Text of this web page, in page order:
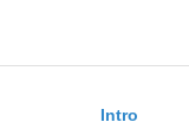
Intro